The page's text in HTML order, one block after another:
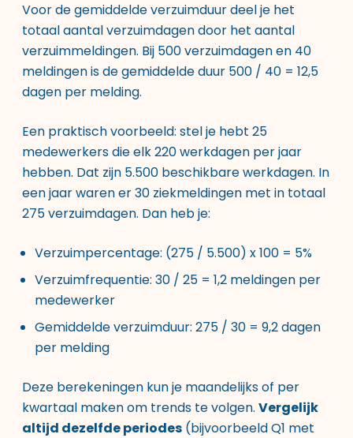
Voor de gemiddelde verzuimduur deel je het
totaal aantal verzuimdagen door het aantal
verzuimmeldingen. Bij 500 verzuimdagen en 40
meldingen is de gemiddelde duur 500 / 40 = 12,5
dagen per melding.
Een praktisch voorbeeld: stel je hebt 25
medewerkers die elk 220 werkdagen per jaar
hebben. Dat zijn 5.500 beschikbare werkdagen. In
een jaar waren er 30 ziekmeldingen met in totaal
275 verzuimdagen. Dan heb je:
Verzuimpercentage: (275 / 5.500) x 100 = 5%
Verzuimfrequentie: 30 / 25 = 1,2 meldingen per
medewerker
Gemiddelde verzuimduur: 275 / 30 = 9,2 dagen
per melding
Deze berekeningen kun je maandelijks of per
kwartaal maken om trends te volgen. Vergelijk
altijd dezelfde periodes (bijvoorbeeld Q1 met